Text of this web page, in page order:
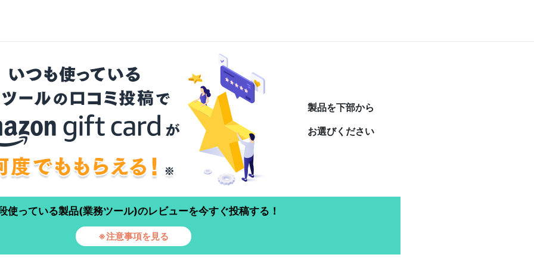
製品を下部から
お選びください
使っている製品(業務ツール)のレビューを今すぐ投稿する！
※注意事項を見る